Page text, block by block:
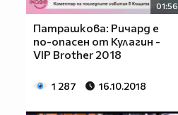
01:56
Патрашкова: Ричард е
по-опасен от Кулагин -
VIP Brother 2018
1 287 16.10.2018